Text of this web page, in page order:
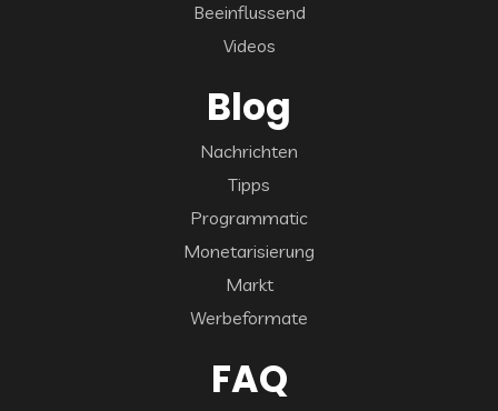
Beeinflussend
Videos
Blog
Nachrichten
Tipps
Programmatic
Monetarisierung
Markt
Werbeformate
FAQ